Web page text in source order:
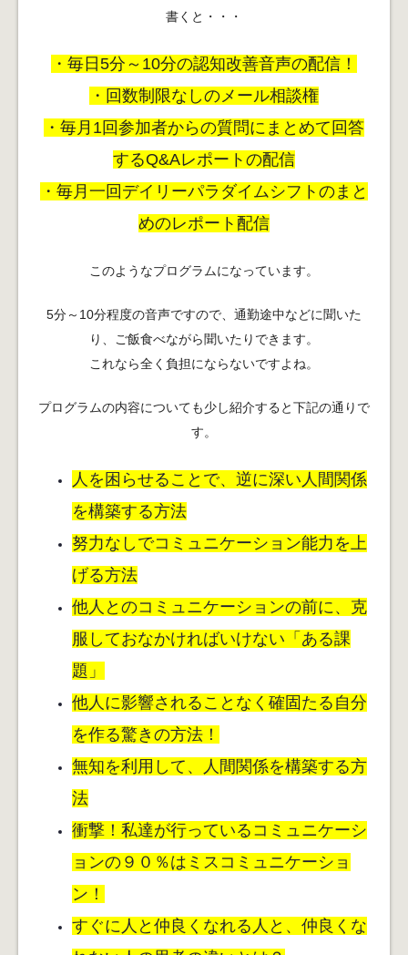
書くと・・・
・毎日5分～10分の認知改善音声の配信！
・回数制限なしのメール相談権
・毎月1回参加者からの質問にまとめて回答
するQ&Aレポートの配信
・毎月一回デイリーパラダイムシフトのまと
めのレポート配信
このようなプログラムになっています。
5分～10分程度の音声ですので、通勤途中などに聞いた
り、ご飯食べながら聞いたりできます。
これなら全く負担にならないですよね。
プログラムの内容についても少し紹介すると下記の通りで
す。
人を困らせることで、逆に深い人間関係
を構築する方法
努力なしでコミュニケーション能力を上
げる方法
他人とのコミュニケーションの前に、克
服しておなかければいけない「ある課
題」
他人に影響されることなく確固たる自分
を作る驚きの方法！
無知を利用して、人間関係を構築する方
法
衝撃！私達が行っているコミュニケーシ
ョンの９０％はミスコミュニケーショ
ン！
すぐに人と仲良くなれる人と、仲良くな